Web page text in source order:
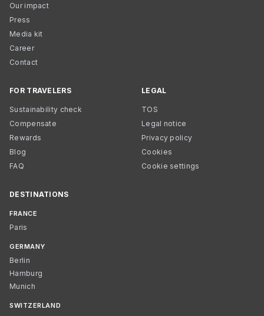
Our impact
Press
Media kit
Career
Contact
FOR TRAVELERS
Sustainability check
Compensate
Rewards
Blog
FAQ
LEGAL
TOS
Legal notice
Privacy policy
Cookies
Cookie settings
DESTINATIONS
FRANCE
Paris
GERMANY
Berlin
Hamburg
Munich
SWITZERLAND